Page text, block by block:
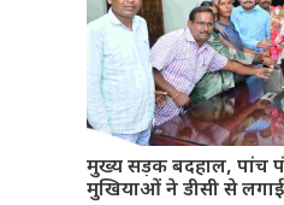
मुख्य सड़क बदहाल, पांच
मुखियाओं ने डीसी से लगाई